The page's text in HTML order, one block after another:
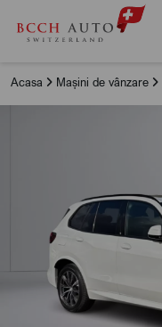
Acasa Mașini de vânzare